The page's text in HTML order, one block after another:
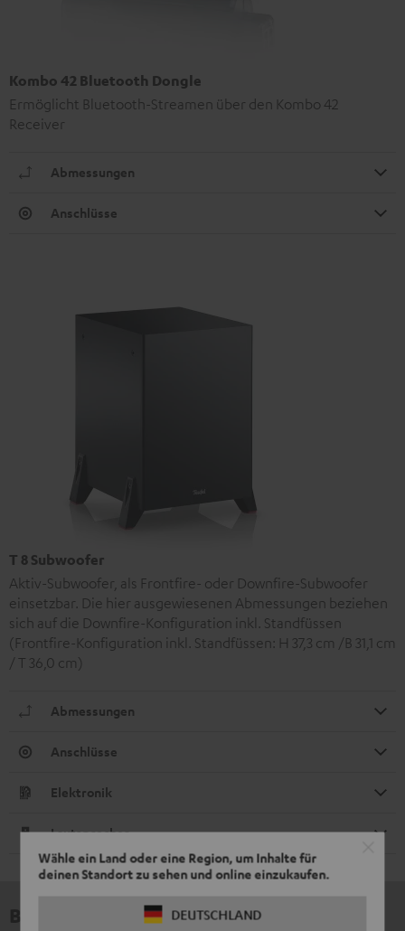
Wähle ein Land oder eine Region, um Inhalte für
deinen Standort zu sehen und online einzukaufen.
DEUTSCHLAND
Kombo 42 Bluetooth Dongle
Ermöglicht Bluetooth-Streamen über den Kombo 42
Receiver
Abmessungen
Anschlüsse
T 8 Subwoofer
Aktiv-Subwoofer, als Frontfire- oder Downfire-Subwoofer
einsetzbar. Die hier ausgewiesenen Abmessungen beziehen
sich auf die Downfire-Konfiguration inkl. Standfüssen
(Frontfire-Konfiguration inkl. Standfüssen: H 37,3 cm /B 31,1 cm
/ T 36,0 cm)
Abmessungen
Anschlüsse
Elektronik
Lautsprecher